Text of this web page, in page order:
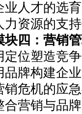
业人才的选
力资源的支
块四：营销
定位塑造竞
品牌构建企
销危机的应
合营销与品